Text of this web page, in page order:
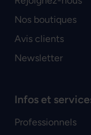
Nos boutiques
Avis clients
Newsletter
Infos et
Professionnels